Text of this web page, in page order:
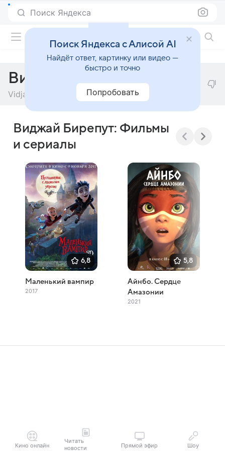
Поиск Яндекса
Виджай Бирепут
Vidjay Beerepoot
Виджай Бирепут: Фильмы
и сериалы
6,8
Маленький вампир
2017
5,8
Айнбо. Сердце
Амазонии
2021
Кино онлайн
Читать
новости
Прямой эфир Шоу
Поиск Яндекса с Алисой AI
Найдёт ответ, картинку или видео —
быстро и точно
Попробовать